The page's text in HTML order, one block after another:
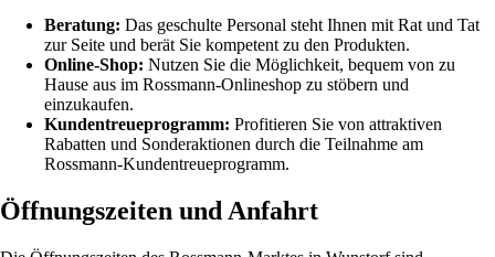
Beratung: Das geschulte Personal steht Ihnen mit Rat und Tat
zur Seite und berät Sie kompetent zu den Produkten.
Online-Shop: Nutzen Sie die Möglichkeit, bequem von zu
Hause aus im Rossmann-Onlineshop zu stöbern und
einzukaufen.
Kundentreueprogramm: Profitieren Sie von attraktiven
Rabatten und Sonderaktionen durch die Teilnahme am
Rossmann-Kundentreueprogramm.
Öffnungszeiten und Anfahrt